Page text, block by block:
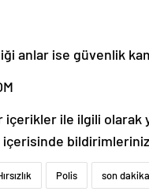
anlar ise güvenlik
içerikler ile ilgili
Polis son dakika